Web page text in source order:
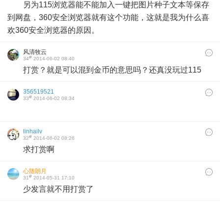
另为115浏览器能不能加入一键把图片种子文本等保存
到网盘，360安全浏览器就有这个功能，这就是我为什么喜
欢360安全浏览器的原因。
风清牧云
34# 2014-06-02 08:40
打赏？就是可以混到金币的意思吗？还真没玩过115
356519521
33# 2014-06-02 08:34
linhailv
32# 2014-06-02 08:26
求打赏啊
心随朗月
31# 2014-05-31 17:10
少发言就不用打赏了